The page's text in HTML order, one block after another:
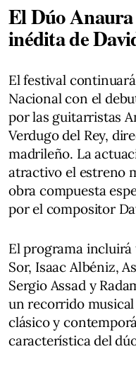
El Dúo
inédita de
El festival
Nacional con el
por las guitarristas
Verdugo del Rey,
madrileño. La
atractivo el estreno
obra compuesta
por el compositor
El programa incluirá
Sor, Isaac Albéniz,
Sergio Assad y
un recorrido
clásico y
característica del